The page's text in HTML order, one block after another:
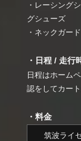
・レーシング
グシューズ
・ネックガード
・日程 / 走行
日程はホーム
認をしてカー
・料金
筑波ライ